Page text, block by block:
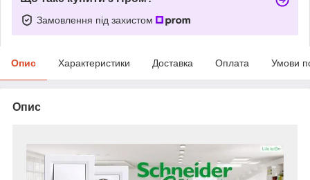
Замовлення під захистом
Опис Характеристики Доставка Оплата Умови
Опис